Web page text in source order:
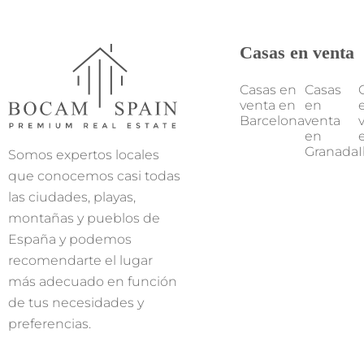
Somos expertos locales
que conocemos casi todas
las ciudades, playas,
montañas y pueblos de
España y podemos
recomendarte el lugar
más adecuado en función
de tus necesidades y
preferencias.
Casas en venta
Casas en
venta en
Barcelona
Casas
en
venta
en
Granada